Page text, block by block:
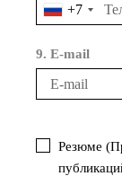
+7
9. E-mail
Резюме